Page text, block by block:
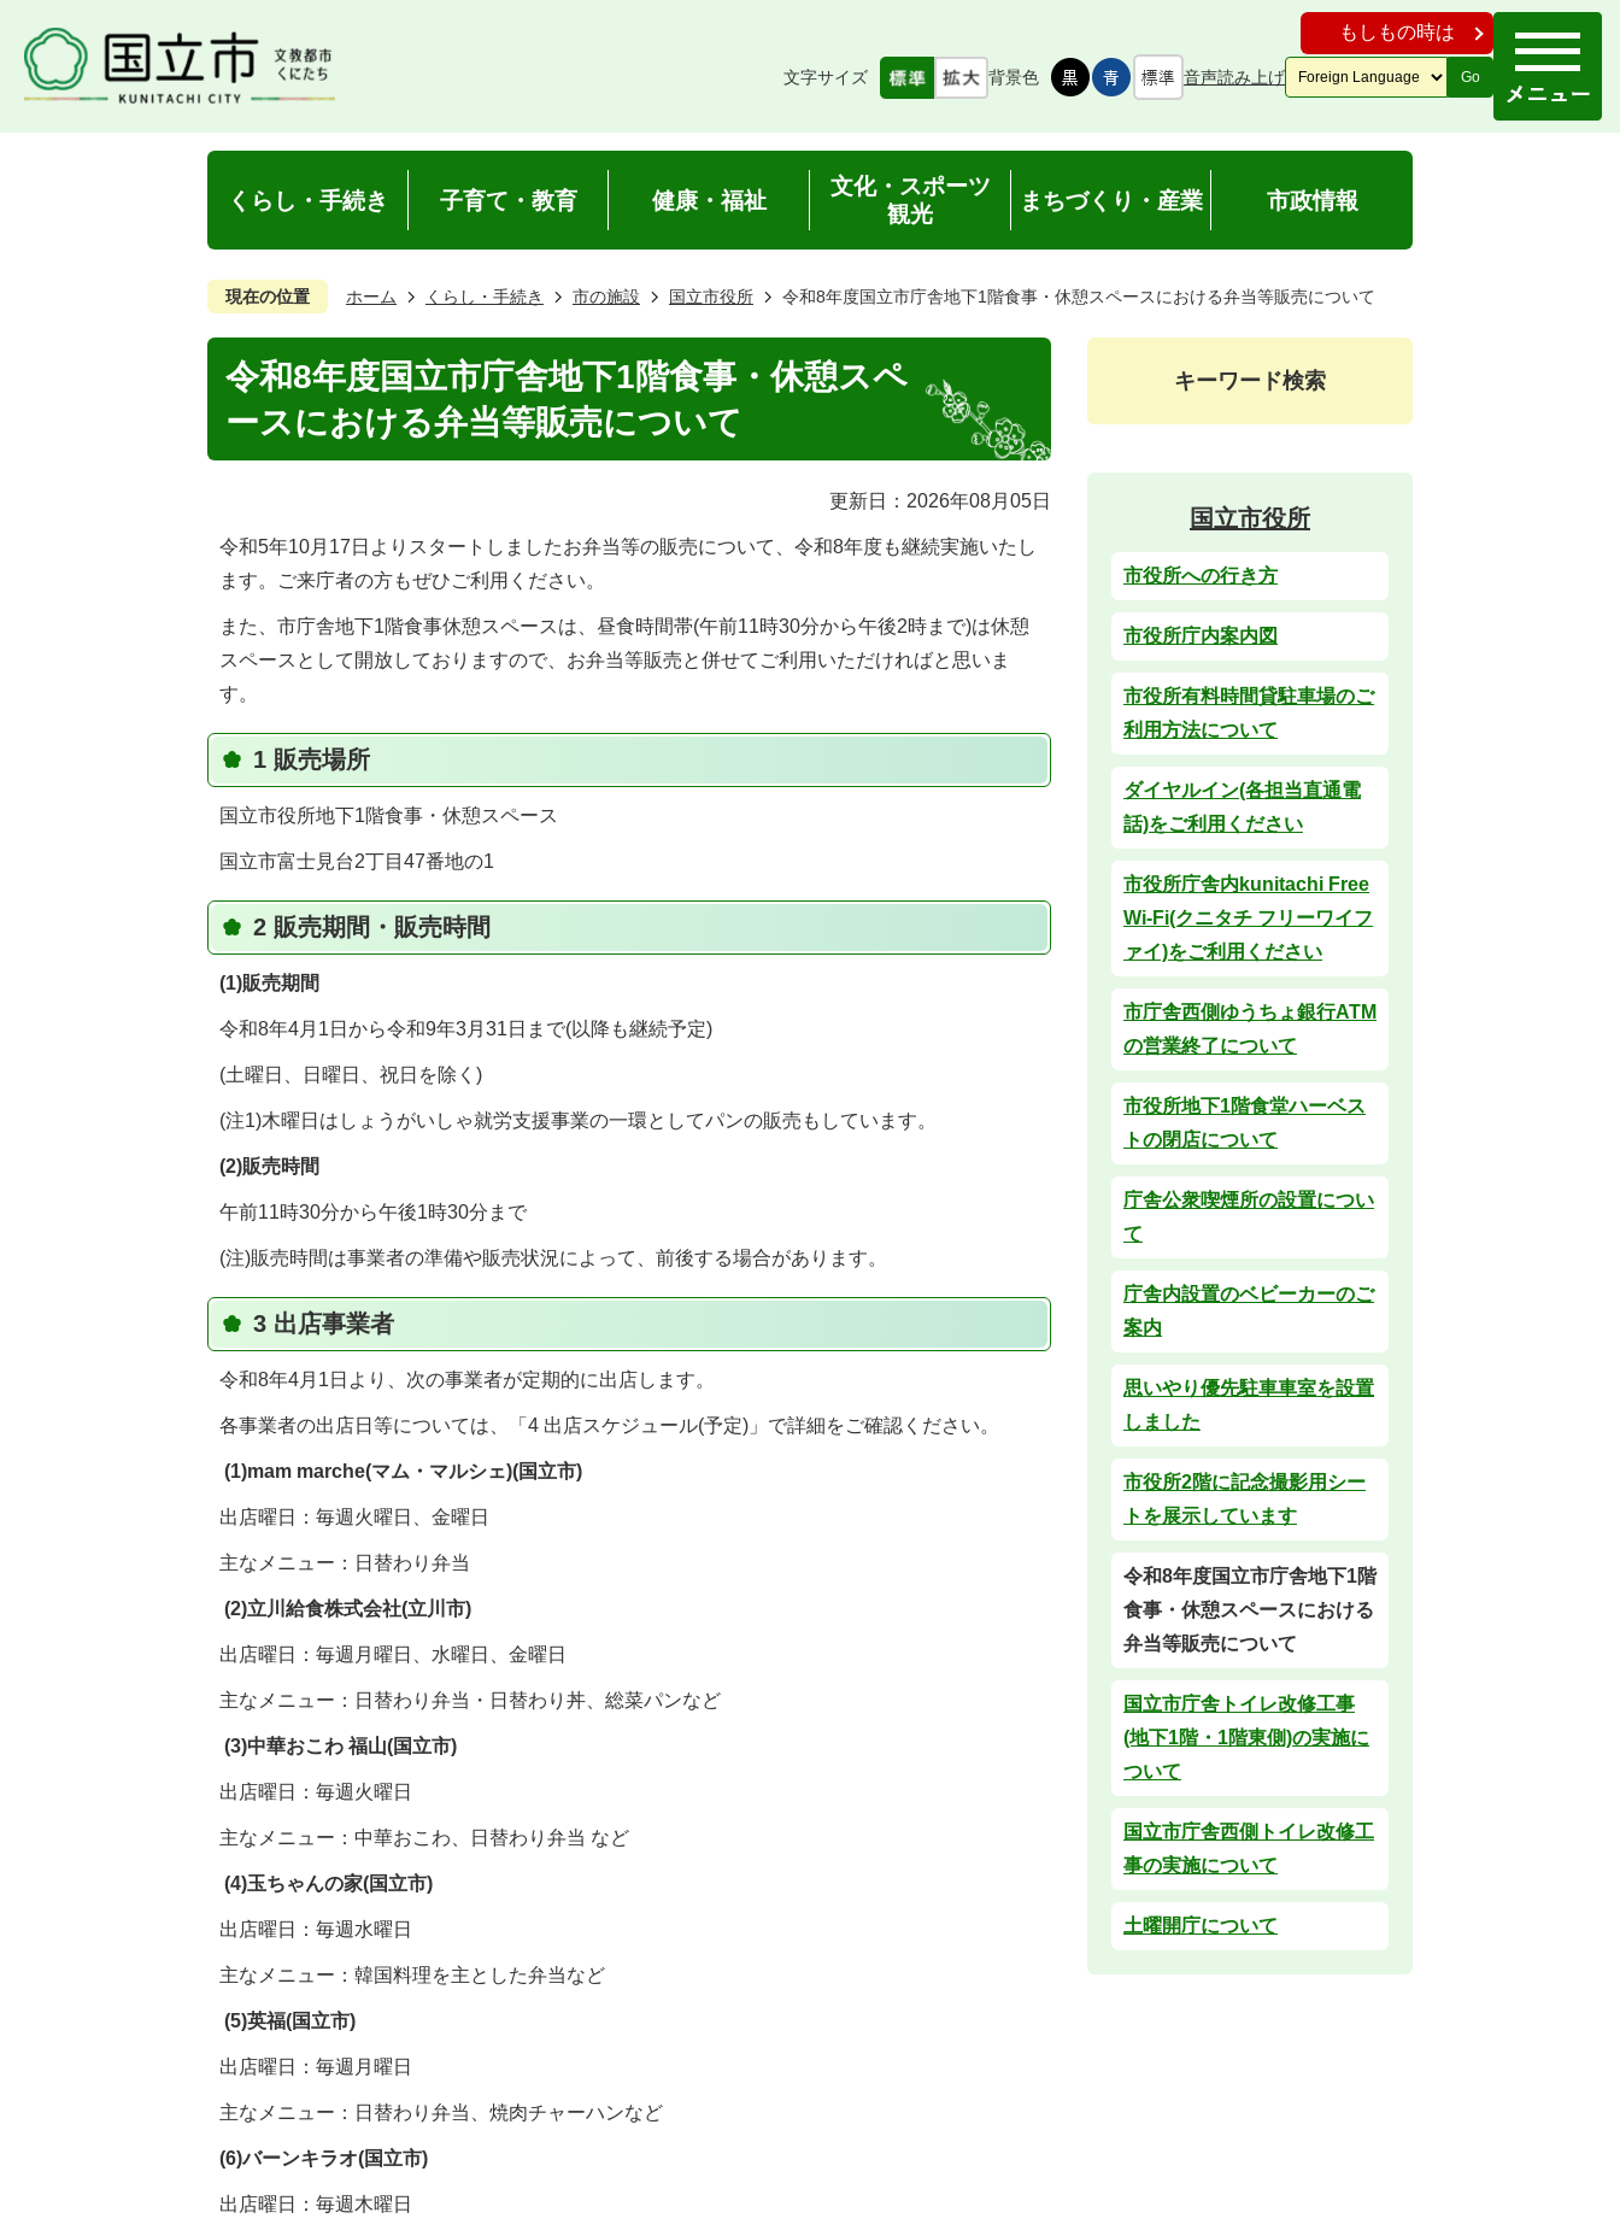
もしもの時は
文字サイズ 背景色 音声読み上げ Go
くらし・手続き 子育て・教育 健康・福祉
文化・スポーツ
観光
まちづくり・産業 市政情報
現在の位置 ホーム くらし・手続き 市の施設 国立市役所 令和8年度国立市庁舎地下1階食事・休憩スペースにおける弁当等販売について
令和8年度国立市庁舎地下1階食事・休憩スペ
ースにおける弁当等販売について
更新日：2026年08月05日
令和5年10月17日よりスタートしましたお弁当等の販売について、令和8年度も継続実施いたし
ます。ご来庁者の方もぜひご利用ください。
また、市庁舎地下1階食事休憩スペースは、昼食時間帯(午前11時30分から午後2時まで)は休憩
スペースとして開放しておりますので、お弁当等販売と併せてご利用いただければと思いま
す。
1 販売場所
国立市役所地下1階食事・休憩スペース
国立市富士見台2丁目47番地の1
2 販売期間・販売時間
(1)販売期間
令和8年4月1日から令和9年3月31日まで(以降も継続予定)
(土曜日、日曜日、祝日を除く)
(注1)木曜日はしょうがいしゃ就労支援事業の一環としてパンの販売もしています。
(2)販売時間
午前11時30分から午後1時30分まで
(注)販売時間は事業者の準備や販売状況によって、前後する場合があります。
3 出店事業者
令和8年4月1日より、次の事業者が定期的に出店します。
各事業者の出店日等については、「4 出店スケジュール(予定)」で詳細をご確認ください。
(1)mam marche(マム・マルシェ)(国立市)
出店曜日：毎週火曜日、金曜日
主なメニュー：日替わり弁当
(2)立川給食株式会社(立川市)
出店曜日：毎週月曜日、水曜日、金曜日
主なメニュー：日替わり弁当・日替わり丼、総菜パンなど
(3)中華おこわ 福山(国立市)
出店曜日：毎週火曜日
主なメニュー：中華おこわ、日替わり弁当 など
(4)玉ちゃんの家(国立市)
出店曜日：毎週水曜日
主なメニュー：韓国料理を主とした弁当など
(5)英福(国立市)
出店曜日：毎週月曜日
主なメニュー：日替わり弁当、焼肉チャーハンなど
(6)バーンキラオ(国立市)
出店曜日：毎週木曜日
キーワード検索
国立市役所
市役所への行き方
市役所庁内案内図
市役所有料時間貸駐車場のご
利用方法について
ダイヤルイン(各担当直通電
話)をご利用ください
市役所庁舎内kunitachi Free
Wi-Fi(クニタチ フリーワイフ
ァイ)をご利用ください
市庁舎西側ゆうちょ銀行ATM
の営業終了について
市役所地下1階食堂ハーベス
トの閉店について
庁舎公衆喫煙所の設置につい
て
庁舎内設置のベビーカーのご
案内
思いやり優先駐車車室を設置
しました
市役所2階に記念撮影用シー
トを展示しています
令和8年度国立市庁舎地下1階
食事・休憩スペースにおける
弁当等販売について
国立市庁舎トイレ改修工事
(地下1階・1階東側)の実施に
ついて
国立市庁舎西側トイレ改修工
事の実施について
土曜開庁について